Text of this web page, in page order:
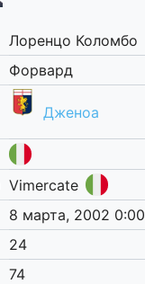
Лоренцо Коломбо
Форвард
Дженоа
Vimercate
8 марта, 2002 0:00
24
74